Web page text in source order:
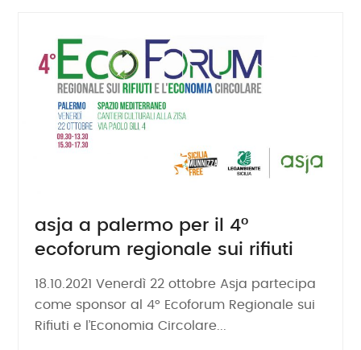
asja a palermo per il 4°
ecoforum regionale sui rifiuti
18.10.2021 Venerdì 22 ottobre Asja partecipa
come sponsor al 4° Ecoforum Regionale sui
Rifiuti e l’Economia Circolare...